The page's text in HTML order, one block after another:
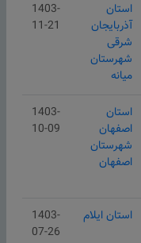
استان
آذربایجان
شرقی
شهرستان
میانه
1403-
11-21
استان
اصفهان
شهرستان
اصفهان
1403-
10-09
استان ایلام
1403-
07-26